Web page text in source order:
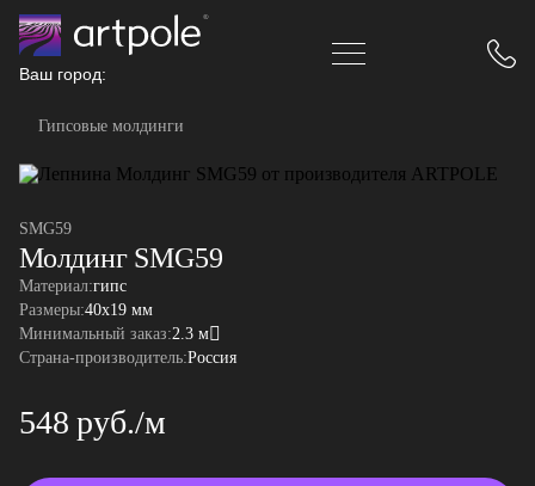
Ваш город:
Гипсовые молдинги
SMG59
Молдинг SMG59
Материал:гипс
Размеры:40x19 мм
Минимальный заказ:2.3 м
Страна-производитель:Россия
548 руб./м